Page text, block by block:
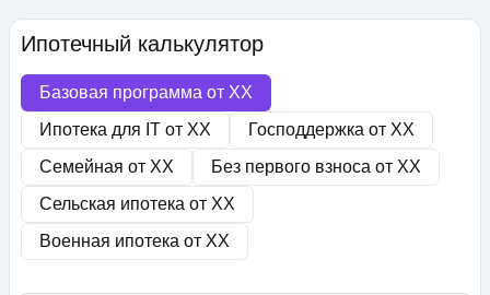
Ипотечный калькулятор
Базовая программа от XX
Ипотека для IT от XX Господдержка от XX
Семейная от XX Без первого взноса от XX
Сельская ипотека от XX
Военная ипотека от XX